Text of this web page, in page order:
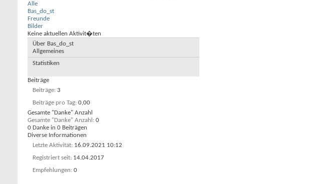
Alle
Bas_do_st
Freunde
Bilder
Keine aktuellen Aktivit�ten
Über Bas_do_st
Allgemeines
Statistiken
Beiträge
Beiträge 3
Beiträge pro Tag 0,00
Gesamte "Danke" Anzahl
Gesamte "Danke" Anzahl
0
0 Danke in 0 Beiträgen
Diverse Informationen
Letzte Aktivität 16.09.2021 10:12
Registriert seit 14.04.2017
Empfehlungen 0